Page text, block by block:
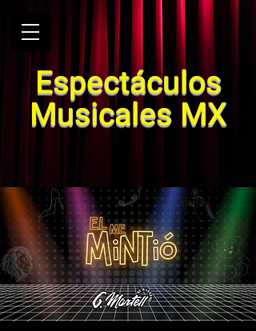
Espectáculos
Musicales MX